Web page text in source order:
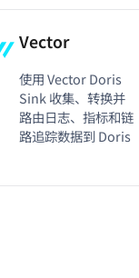
Vector
使用 Vector Doris
Sink 收集、转换并
路由日志、指标和链
路追踪数据到 Doris